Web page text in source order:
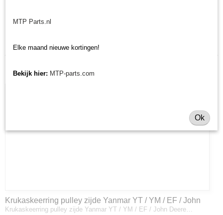
Krukaskeerring pulley zijde Yanmar YT / YM / EF / John
Deere - 119934-01800
Krukaskeerring pulley zijde Yanmar YT / YM / EF / John Deere…
MTP Parts.nl
Elke maand nieuwe kortingen!
Bekijk hier: MTP-parts.com
Ok